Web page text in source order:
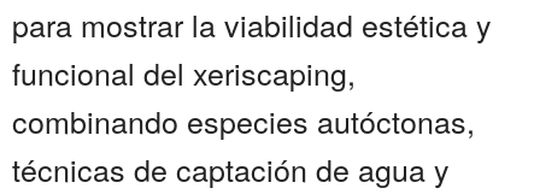
para mostrar la viabilidad estética y
funcional del xeriscaping,
combinando especies autóctonas,
técnicas de captación de agua y